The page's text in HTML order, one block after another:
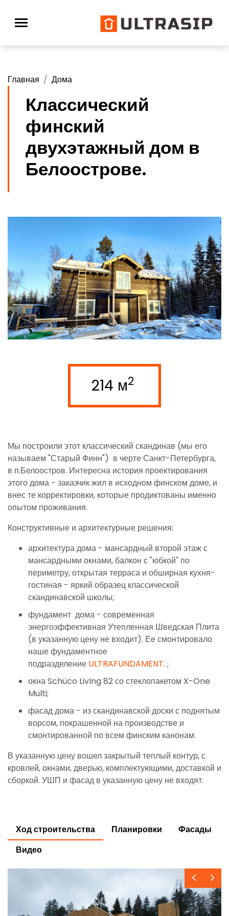
Главная Дома
Классический
финский
двухэтажный дом в
Белоострове.
214 м2
Мы построили этот классический скандинав (мы его
называем "Старый Финн") в черте Санкт-Петербурга,
в п.Белоостров. Интересна история проектирования
этого дома - заказчик жил в исходном финском доме, и
внес те корректировки, которые продиктованы именно
опытом проживания.
Конструктивные и архитектурные решения:
архитектура дома - мансардный второй этаж с
мансардными окнами, балкон с "юбкой" по
периметру, открытая терраса и обширная кухня-
гостиная - яркий образец классической
скандинавской школы;
фундамент дома - современная
энергоэффективная Утепленная Шведская Плита
(в указанную цену не входит). Ее смонтировало
наше фундаментное
подразделение ULTRAFUNDAMENT. ;
окна Schüco LivIng 82 со стеклопакетом X-One
Multi;
фасад дома - из скандинавской доски с поднятым
ворсом, покрашенной на производстве и
смонтированной по всем финским канонам.
В указанную цену вошел закрытый теплый контур, с
кровлей, окнами, дверью, комплектующими, доставкой и
сборкой. УШП и фасад в указанную цену не входят.
Ход строительства Планировки
Фасады
Видео